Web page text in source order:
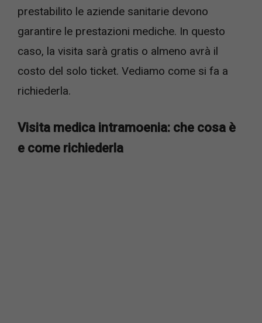
prestabilito le aziende sanitarie devono
garantire le prestazioni mediche. In questo
caso, la visita sarà gratis o almeno avrà il
costo del solo ticket. Vediamo come si fa a
richiederla.
Visita medica intramoenia: che cosa è
e come richiederla